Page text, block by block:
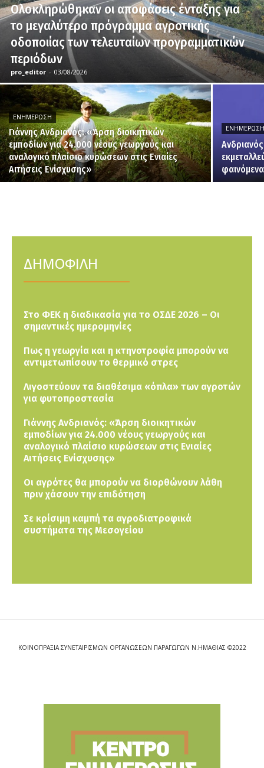
Ολοκληρώθηκαν οι αποφάσεις ένταξης για
το μεγαλύτερο πρόγραμμα αγροτικής
οδοποιίας των τελευταίων προγραμματικών
περιόδων
pro_editor - 03/08/2026
ΕΝΗΜΈΡΩΣΗ
Γιάννης Ανδριανός: «Άρση διοικητικών
εμποδίων για 24.000 νέους γεωργούς και
αναλογικό πλαίσιο κυρώσεων στις Ενιαίες
Αιτήσεις Ενίσχυσης»
ΔΗΜΟΦΙΛΗ
Στο ΦΕΚ η διαδικασία για το ΟΣΔΕ 2026 – Οι
σημαντικές ημερομηνίες
Πως η γεωργία και η κτηνοτροφία μπορούν να
αντιμετωπίσουν το θερμικό στρες
Λιγοστεύουν τα διαθέσιμα «όπλα» των αγροτών
για φυτοπροστασία
Γιάννης Ανδριανός: «Άρση διοικητικών
εμποδίων για 24.000 νέους γεωργούς και
αναλογικό πλαίσιο κυρώσεων στις Ενιαίες
Αιτήσεις Ενίσχυσης»
Οι αγρότες θα μπορούν να διορθώνουν λάθη
πριν χάσουν την επιδότηση
Σε κρίσιμη καμπή τα αγροδιατροφικά
συστήματα της Μεσογείου
ΚΟΙΝΟΠΡΑΞΙΑ ΣΥΝΕΤΑΙΡΙΣΜΩΝ ΟΡΓΑΝΩΣΕΩΝ ΠΑΡΑΓΩΓΩΝ Ν.ΗΜΑΘΙΑΣ ©2022